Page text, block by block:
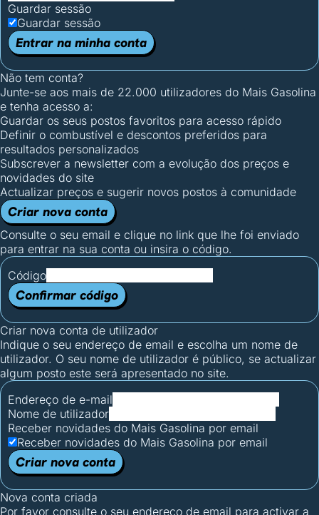
Guardar sessão
Guardar sessão
Entrar na minha conta
Não tem conta?
Junte-se aos mais de 22.000 utilizadores do Mais Gasolina
e tenha acesso a:
Guardar os seus postos favoritos para acesso rápido
Definir o combustível e descontos preferidos para
resultados personalizados
Subscrever a newsletter com a evolução dos preços e
novidades do site
Actualizar preços e sugerir novos postos à comunidade
Criar nova conta
Consulte o seu email e clique no link que lhe foi enviado
para entrar na sua conta ou insira o código.
Código
Confirmar código
Criar nova conta de utilizador
Indique o seu endereço de email e escolha um nome de
utilizador. O seu nome de utilizador é público, se actualizar
algum posto este será apresentado no site.
Endereço de e-mail
Nome de utilizador
Receber novidades do Mais Gasolina por email
Receber novidades do Mais Gasolina por email
Criar nova conta
Nova conta criada
Por favor consulte o seu endereço de email para activar a